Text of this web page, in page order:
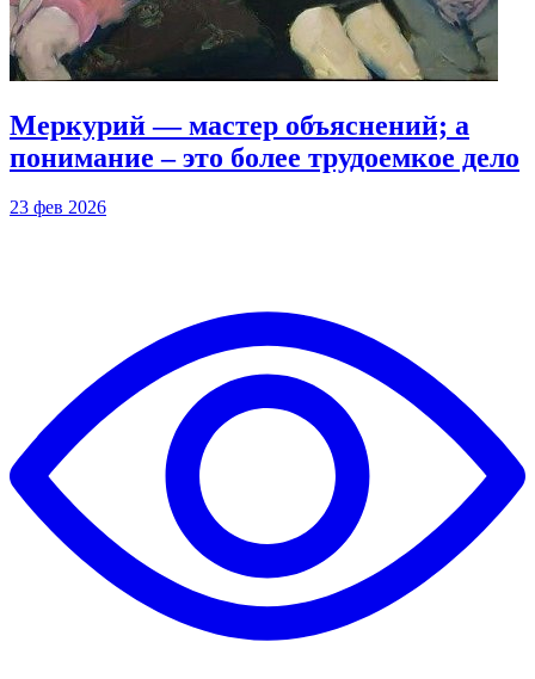
Меркурий — мастер объяснений; а
понимание – это более трудоемкое дело
23 фев 2026